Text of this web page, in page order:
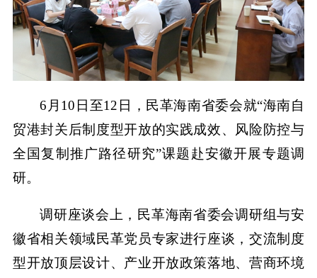
6月10日至12日，民革海南省委会就“海南自
贸港封关后制度型开放的实践成效、风险防控与
全国复制推广路径研究”课题赴安徽开展专题调
研。
调研座谈会上，民革海南省委会调研组与安
徽省相关领域民革党员专家进行座谈，交流制度
型开放顶层设计、产业开放政策落地、营商环境